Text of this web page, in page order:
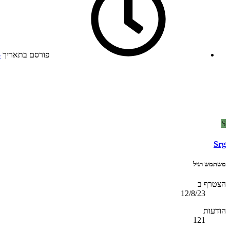
פורסם בתאריך
S
Srg
משתמש רגיל
הצטרף ב
12/8/23
הודעות
121